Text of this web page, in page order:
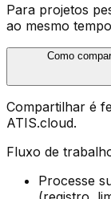
Para projetos
ao mesmo
Como
Compartilhar é
ATIS.cloud.
Fluxo de
Processe